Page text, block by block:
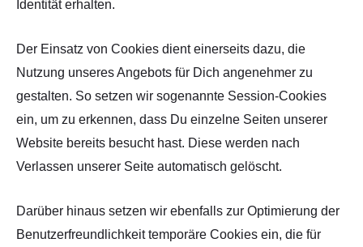
Identität erhalten.
Der Einsatz von Cookies dient einerseits dazu, die
Nutzung unseres Angebots für Dich angenehmer zu
gestalten. So setzen wir sogenannte Session-Cookies
ein, um zu erkennen, dass Du einzelne Seiten unserer
Website bereits besucht hast. Diese werden nach
Verlassen unserer Seite automatisch gelöscht.
Darüber hinaus setzen wir ebenfalls zur Optimierung der
Benutzerfreundlichkeit temporäre Cookies ein, die für